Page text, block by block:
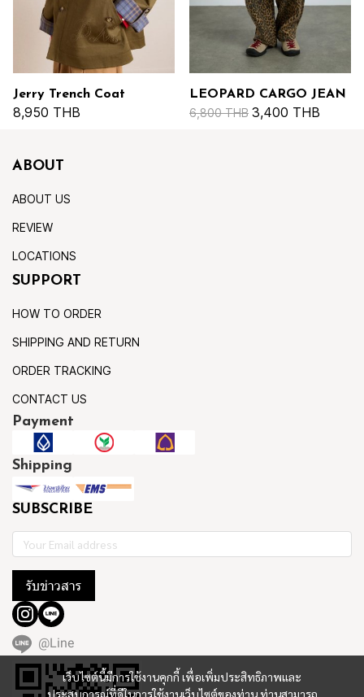
Jerry Trench Coat
8,950 THB
LEOPARD CARGO JEAN
6,800 THB 3,400 THB
เว็บไซต์นี้มีการใช้งานคุกกี้ เพื่อเพิ่มประสิทธิภาพและ
ประสบการณ์ที่ดีในการใช้งานเว็บไซต์ของท่าน ท่านสามารถ
ABOUT
ABOUT US
REVIEW
LOCATIONS
SUPPORT
HOW TO ORDER
SHIPPING AND RETURN
ORDER TRACKING
CONTACT US
Payment
Shipping
SUBSCRIBE
รับข่าวสาร
@Line